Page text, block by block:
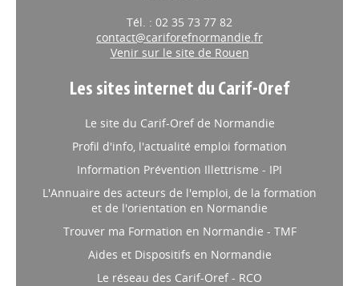
Tél. : 02 35 73 77 82
contact@cariforefnormandie.fr
Venir sur le site de Rouen
Les sites internet du Carif-Oref
Le site du Carif-Oref de Normandie
Profil d'info, l'actualité emploi formation
Information Prévention Illettrisme - IPI
L'Annuaire des acteurs de l'emploi, de la formation
et de l'orientation en Normandie
Trouver ma Formation en Normandie - TMF
Aides et Dispositifs en Normandie
Le réseau des Carif-Oref - RCO